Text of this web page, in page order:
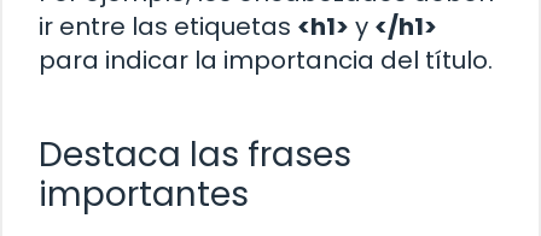
ir entre las etiquetas <h1> y </h1>
para indicar la importancia del título.
Destaca las frases
importantes